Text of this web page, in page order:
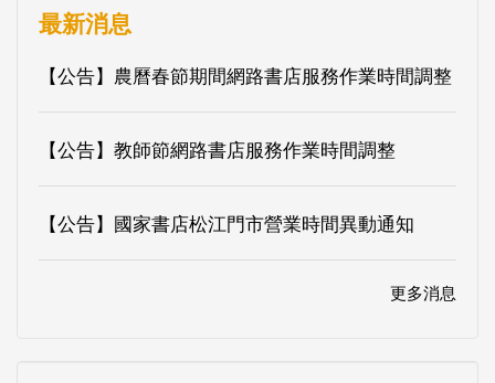
最新消息
【公告】農曆春節期間網路書店服務作業時間調整
【公告】教師節網路書店服務作業時間調整
【公告】國家書店松江門市營業時間異動通知
更多消息